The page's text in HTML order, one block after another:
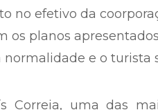
no efetivo da
os planos
e o turista
Correia, uma das